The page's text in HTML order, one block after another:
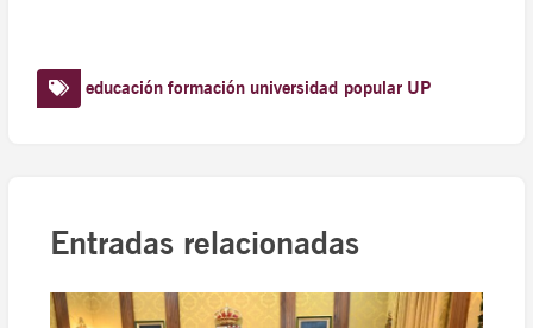
educación formación universidad popular UP
Entradas relacionadas